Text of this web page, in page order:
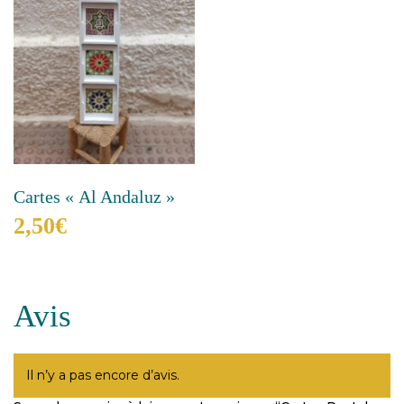
Cartes « Al Andaluz »
2,50€
plusieurs
variations.
Les
options
Avis
Il n’y a pas encore d’avis.